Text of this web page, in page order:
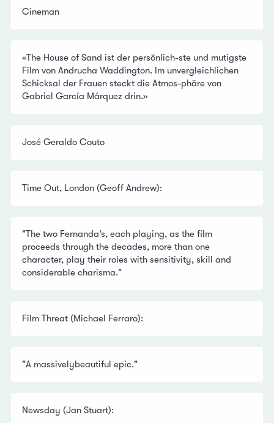
Cineman
«The House of Sand ist der persönlich-ste und mutigste
Film von Andrucha Waddington. Im unvergleichlichen
Schicksal der Frauen steckt die Atmos-phäre von
Gabriel García Márquez drin.»
José Geraldo Couto
Time Out, London (Geoff Andrew):
"The two Fernanda’s, each playing, as the film
proceeds through the decades, more than one
character, play their roles with sensitivity, skill and
considerable charisma."
Film Threat (Michael Ferraro):
"A massivelybeautiful epic."
Newsday (Jan Stuart):